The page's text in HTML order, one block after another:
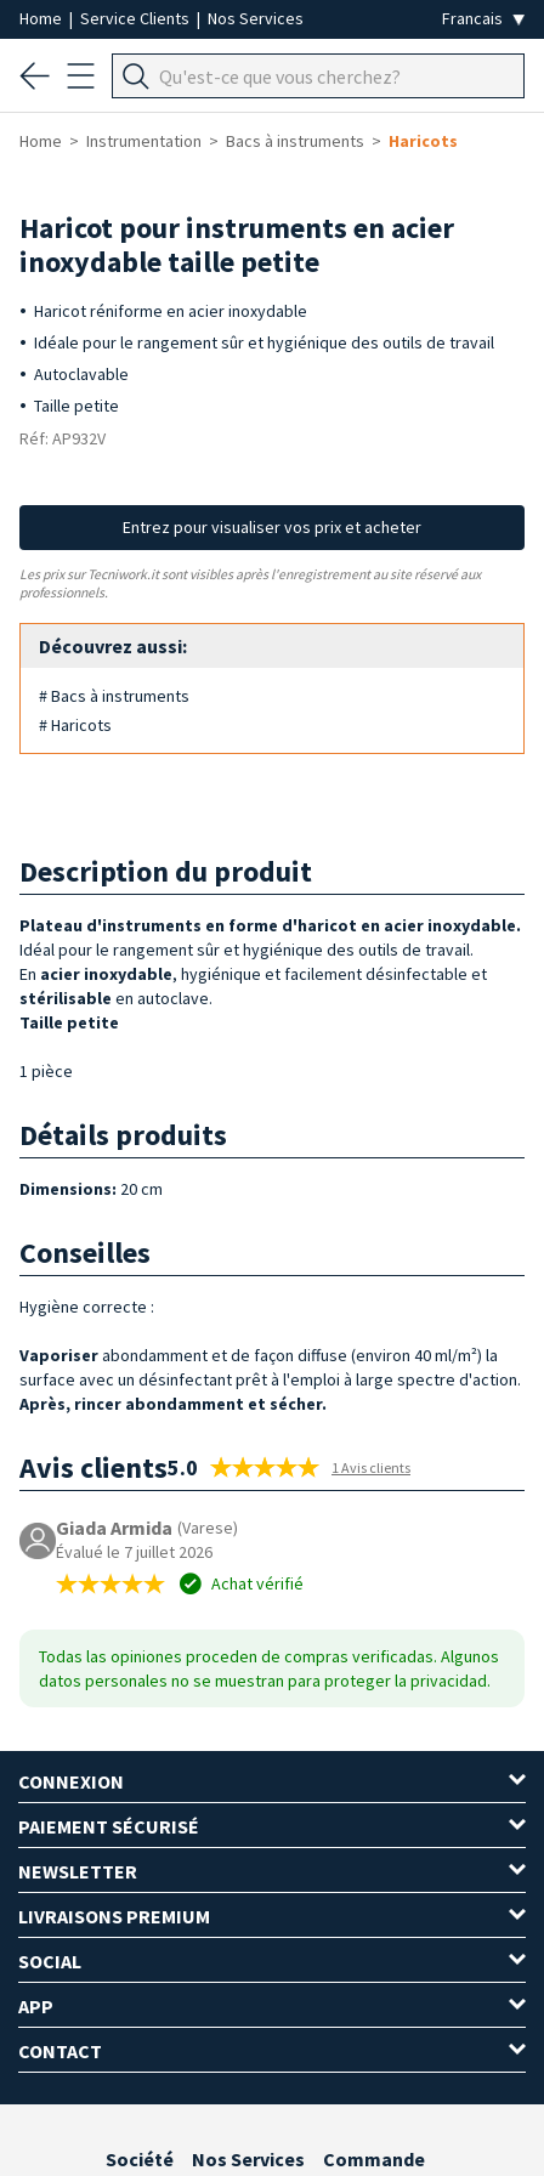
Home | Service Clients | Nos Services
Home Instrumentation Bacs à instruments Haricots
Haricot pour instruments en acier
inoxydable taille petite
Haricot réniforme en acier inoxydable
Idéale pour le rangement sûr et hygiénique des outils de travail
Autoclavable
Taille petite
Réf: AP932V
Entrez pour visualiser vos prix et acheter
Les prix sur Tecniwork.it sont visibles après l'enregistrement au site réservé aux
professionnels.
Découvrez aussi:
# Bacs à instruments
# Haricots
Description du produit
Plateau d'instruments en forme d'haricot en acier inoxydable.
Idéal pour le rangement sûr et hygiénique des outils de travail.
En acier inoxydable, hygiénique et facilement désinfectable et
stérilisable en autoclave.
Taille petite
1 pièce
Détails produits
Dimensions: 20 cm
Conseilles
Hygiène correcte :
Vaporiserabondamment et de façon diffuse (environ 40 ml/m²) la
surface avec un désinfectant prêt à l'emploi à large spectre d'action.
Après, rincer abondamment et sécher.
Avis clients5.0 1 Avis clients
Giada Armida (Varese)
Évalué le 7 juillet 2026
Achat vérifié
Todas las opiniones proceden de compras verificadas. Algunos
datos personales no se muestran para proteger la privacidad.
CONNEXION
PAIEMENT SÉCURISÉ
NEWSLETTER
LIVRAISONS PREMIUM
SOCIAL
APP
CONTACT
Société Nos Services Commande